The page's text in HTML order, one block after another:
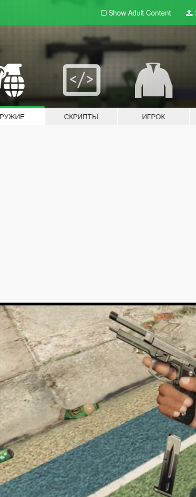
Show Adult Content
СКРИПТЫ ИГРОК